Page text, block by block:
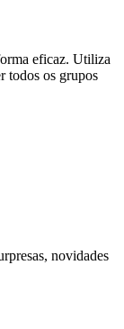
eficaz. Utiliza
todos os grupos
novidades